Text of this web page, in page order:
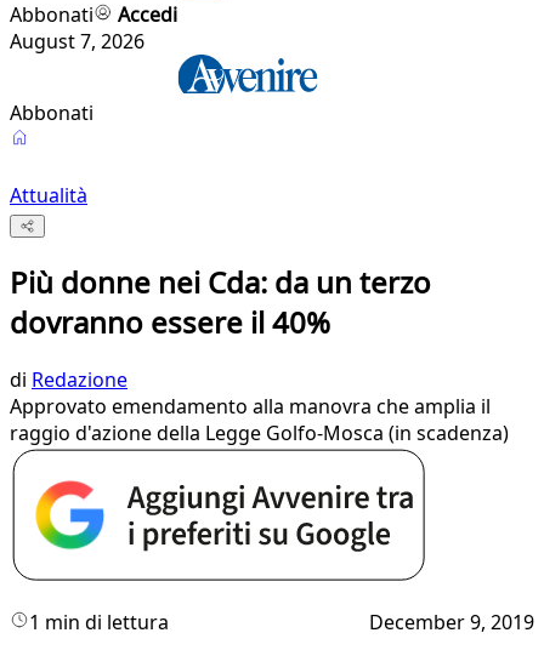
Abbonati
Accedi
August 7, 2026
Abbonati
Attualità
Più donne nei Cda: da un terzo
dovranno essere il 40%
di Redazione
Approvato emendamento alla manovra che amplia il
raggio d'azione della Legge Golfo-Mosca (in scadenza)
1 min di lettura December 9, 2019